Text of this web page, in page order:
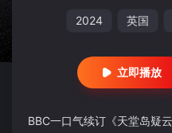
2024 英国
立即播放
BBC一口气续订《天堂岛疑